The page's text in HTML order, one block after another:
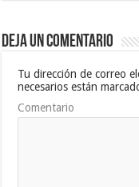
Deja un comentario
Tu dirección de correo
necesarios están
Comentario